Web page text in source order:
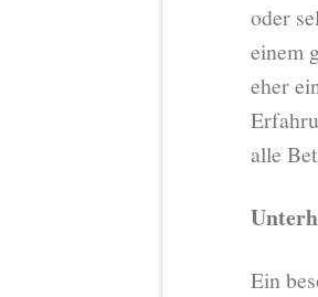
oder
einem
eher
alle
Ein